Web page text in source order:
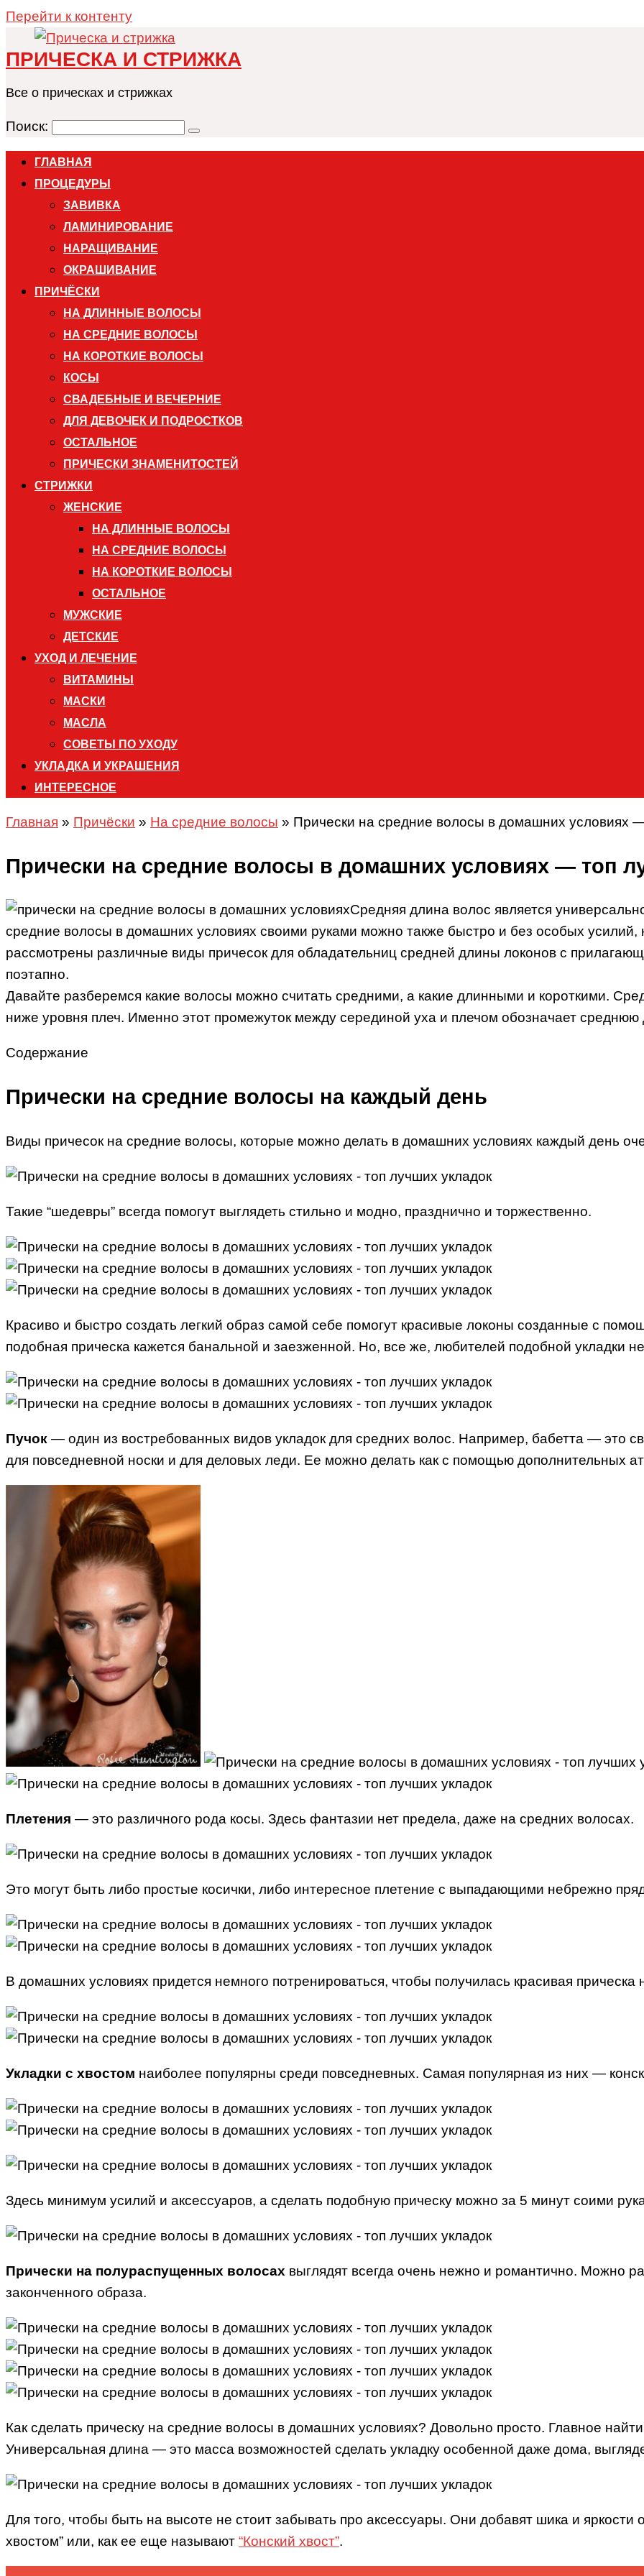
Перейти к контенту
ПРИЧЕСКА И СТРИЖКА
Все о прическах и стрижках
Поиск:
ГЛАВНАЯ
ПРОЦЕДУРЫ
ЗАВИВКА
ЛАМИНИРОВАНИЕ
НАРАЩИВАНИЕ
ОКРАШИВАНИЕ
ПРИЧЁСКИ
НА ДЛИННЫЕ ВОЛОСЫ
НА СРЕДНИЕ ВОЛОСЫ
НА КОРОТКИЕ ВОЛОСЫ
КОСЫ
СВАДЕБНЫЕ И ВЕЧЕРНИЕ
ДЛЯ ДЕВОЧЕК И ПОДРОСТКОВ
ОСТАЛЬНОЕ
ПРИЧЕСКИ ЗНАМЕНИТОСТЕЙ
СТРИЖКИ
ЖЕНСКИЕ
НА ДЛИННЫЕ ВОЛОСЫ
НА СРЕДНИЕ ВОЛОСЫ
НА КОРОТКИЕ ВОЛОСЫ
ОСТАЛЬНОЕ
МУЖСКИЕ
ДЕТСКИЕ
УХОД И ЛЕЧЕНИЕ
ВИТАМИНЫ
МАСКИ
МАСЛА
СОВЕТЫ ПО УХОДУ
УКЛАДКА И УКРАШЕНИЯ
ИНТЕРЕСНОЕ
Главная » Причёски » На средние волосы » Прически на средние волосы в домашних условиях
Прически на средние волосы в домашних условиях — топ
Средняя длина волос является
средние волосы в домашних условиях своими руками можно также быстро и без особых
рассмотрены различные виды причесок для обладательниц средней длины локонов с
поэтапно.
Давайте разберемся какие волосы можно считать средними, а какие длинными и короткими.
ниже уровня плеч. Именно этот промежуток между серединой уха и плечом обозначает среднюю
Содержание
Прически на средние волосы на каждый день
Виды причесок на средние волосы, которые можно делать в домашних условиях каждый день
Такие “шедевры” всегда помогут выглядеть стильно и модно, празднично и торжественно.
Красиво и быстро создать легкий образ самой себе помогут красивые локоны созданные с
подобная прическа кажется банальной и заезженной. Но, все же, любителей подобной укладки
Пучок — один из востребованных видов укладок для средних волос. Например, бабетта — это
для повседневной носки и для деловых леди. Ее можно делать как с помощью дополнительных
Плетения — это различного рода косы. Здесь фантазии нет предела, даже на средних волосах.
Это могут быть либо простые косички, либо интересное плетение с выпадающими небрежно
В домашних условиях придется немного потренироваться, чтобы получилась красивая прическа
Укладки с хвостом наиболее популярны среди повседневных. Самая популярная из них —
Здесь минимум усилий и аксессуаров, а сделать подобную прическу можно за 5 минут соими
Прически на полураспущенных волосах выглядят всегда очень нежно и романтично. Можно
законченного образа.
Как сделать прическу на средние волосы в домашних условиях? Довольно просто. Главное
Универсальная длина — это масса возможностей сделать укладку особенной даже дома,
Для того, чтобы быть на высоте не стоит забывать про аксессуары. Они добавят шика и яркости
хвостом” или, как ее еще называют “Конский хвост”.